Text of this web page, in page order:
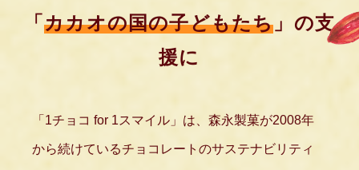
「カカオの国の⼦どもたち 」の⽀
援に
「1チョコ for 1スマイル」は、森永製菓が2008年
から続けているチョコレートのサステナビリティ